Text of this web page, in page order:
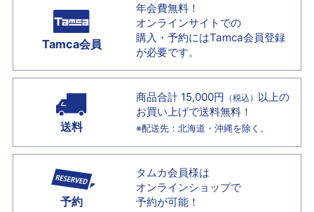
Tamca会員
年会費無料！
オンラインサイトでの
購入・予約にはTamca会員登録
が必要です。
送料
商品合計 15,000円 （税込） 以上の
お買い上げで送料無料！
※配送先：北海道・沖縄を除く。
予約
タムカ会員様は
オンラインショップで
予約が可能！